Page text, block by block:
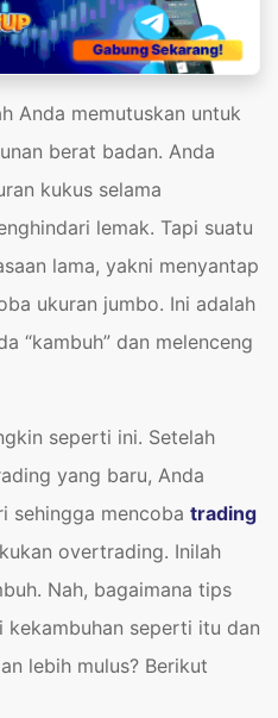
Anda memutuskan untuk
berat badan. Anda
kukus selama
lemak. Tapi suatu
lama, yakni menyantap
ukuran jumbo. Ini adalah
“kambuh” dan melenceng
seperti ini. Setelah
yang baru, Anda
sehingga mencoba trading
overtrading. Inilah
Nah, bagaimana tips
seperti itu dan
lebih mulus? Berikut